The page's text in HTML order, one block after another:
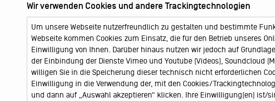
KJ Ticketshop
News
Locations
KJ60
Team
Keychange
Presse
Wir verwenden Cookies und andere Trackingtechnologien
Um unsere Webseite nutzerfreundlich zu gestalten und bestimmte
Webseite kommen Cookies zum Einsatz, die für den Betrieb unseres
Einwilligung von Ihnen. Darüber hinaus nutzen wir jedoch auf
der Einbindung der Dienste Vimeo und Youtube (Videos), Soundcloud
willigen Sie in die Speicherung dieser technisch nicht erforderlichen
Einwilligung in die Verwendung der, mit den Cookies/
und dann auf „Auswahl akzeptieren“ klicken. Ihre Einwilligung(en)